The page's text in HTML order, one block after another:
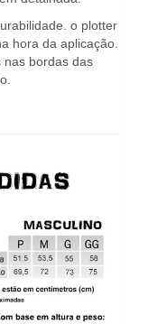
o plotter
hora da aplicação.
nas bordas das